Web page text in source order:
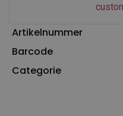
Artikelnummer
Barcode
Categorie